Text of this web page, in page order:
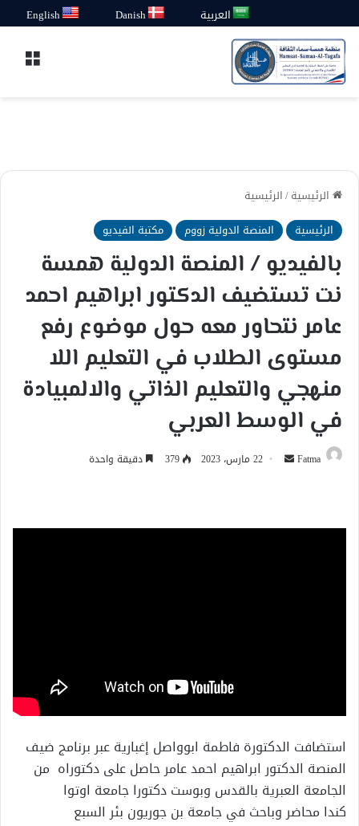
العربية Danish
English
الرئيسية/الرئيسية
الرئيسية
المنصة الدولية زووم مكتبة الفيديو
بالفيديو / المنصة الدولية همسة
نت تستضيف الدكتور ابراهيم احمد
عامر نتحاور معه حول موضوع رفع
مستوى الطلاب في التعليم اللا
منهجي والتعليم الذاتي والالمبيادة
في الوسط العربي
Fatma
أرسل 22 مارس، 2023 379 دقيقة واحدة
استضافت الدكتورة فاطمة ابوواصل إغبارية عبر برنامجضيف
المنصة الدكتور ابراهيم احمد عامرحاصلعلىدكتوراه من
الجامعة العبرية بالقدس وبوستدكتوراجامعة اوتوا
كندامحاضر وباحث فيجامعة بنجوريون بئر السبع